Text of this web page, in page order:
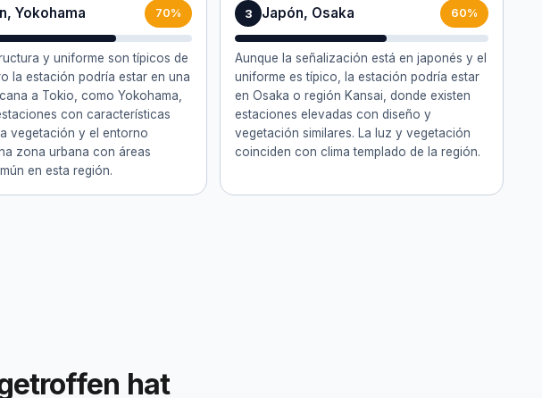
Yokohama 70%
y uniforme son típicos de
la estación podría estar en una
a Tokio, como Yokohama,
con características
vegetación y el entorno
zona urbana con áreas
en esta región.
3 Japón, Osaka 60%
Aunque la señalización está en japonés y el
uniforme es típico, la estación podría estar
en Osaka o región Kansai, donde existen
estaciones elevadas con diseño y
vegetación similares. La luz y vegetación
coinciden con clima templado de la región.
hat